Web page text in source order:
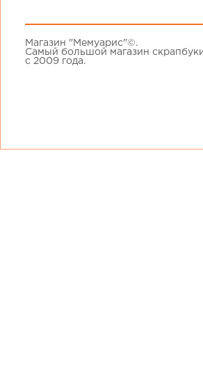
Магазин "Мемуарис"©.
Самый большой магазин
с 2009 года.